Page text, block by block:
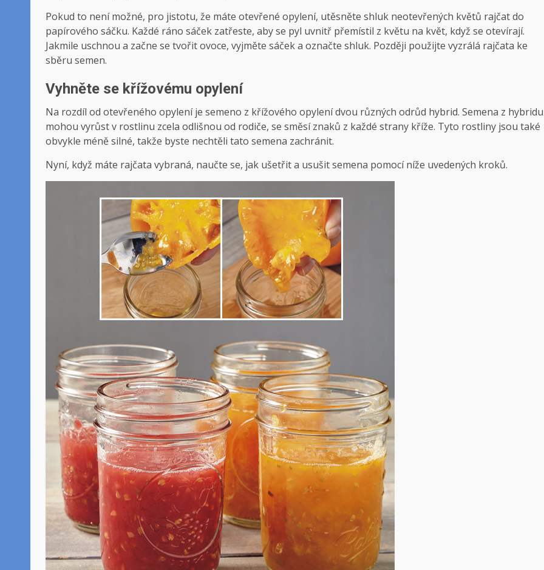
Pokud to není možné, pro jistotu, že máte otevřené opylení, utěsněte shluk neotevřených květů rajčat do
papírového sáčku. Každé ráno sáček zatřeste, aby se pyl uvnitř přemístil z květu na květ, když se otevírají.
Jakmile uschnou a začne se tvořit ovoce, vyjměte sáček a označte shluk. Později použijte vyzrálá rajčata ke
sběru semen.
Vyhněte se křížovému opylení
Na rozdíl od otevřeného opylení je semeno z křížového opylení dvou různých odrůd hybrid. Semena z hybridu
mohou vyrůst v rostlinu zcela odlišnou od rodiče, se směsí znaků z každé strany kříže. Tyto rostliny jsou také
obvykle méně silné, takže byste nechtěli tato semena zachránit.
Nyní, když máte rajčata vybraná, naučte se, jak ušetřit a usušit semena pomocí níže uvedených kroků.